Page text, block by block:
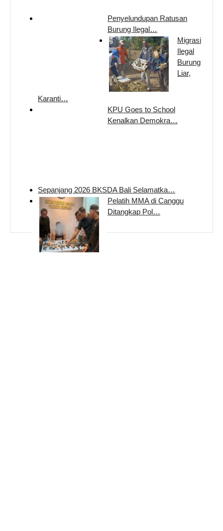
Penyelundupan Ratusan
Burung Ilegal…
Migrasi
Ilegal
Burung
Liar,
Karanti…
KPU Goes to School
Kenalkan Demokra…
Sepanjang 2026 BKSDA Bali Selamatka…
Pelatih MMA di Canggu
Ditangkap Pol…